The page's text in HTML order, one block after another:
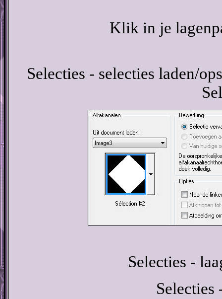
Klik in je
Selecties - selecties laden/
Selecties -
Selecties